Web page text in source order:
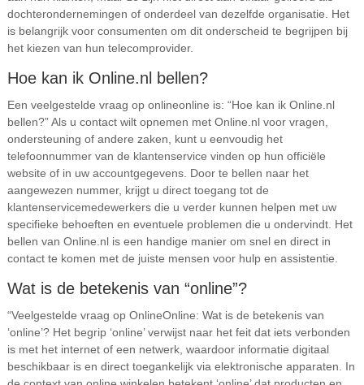
dochterondernemingen of onderdeel van dezelfde organisatie. Het
is belangrijk voor consumenten om dit onderscheid te begrijpen bij
het kiezen van hun telecomprovider.
Hoe kan ik Online.nl bellen?
Een veelgestelde vraag op onlineonline is: “Hoe kan ik Online.nl
bellen?” Als u contact wilt opnemen met Online.nl voor vragen,
ondersteuning of andere zaken, kunt u eenvoudig het
telefoonnummer van de klantenservice vinden op hun officiële
website of in uw accountgegevens. Door te bellen naar het
aangewezen nummer, krijgt u direct toegang tot de
klantenservicemedewerkers die u verder kunnen helpen met uw
specifieke behoeften en eventuele problemen die u ondervindt. Het
bellen van Online.nl is een handige manier om snel en direct in
contact te komen met de juiste mensen voor hulp en assistentie.
Wat is de betekenis van “online”?
“Veelgestelde vraag op OnlineOnline: Wat is de betekenis van
‘online’? Het begrip ‘online’ verwijst naar het feit dat iets verbonden
is met het internet of een netwerk, waardoor informatie digitaal
beschikbaar is en direct toegankelijk via elektronische apparaten. In